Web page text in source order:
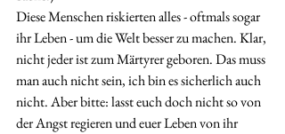
Diese Menschen riskierten alles - oftmals sogar
ihr Leben - um die Welt besser zu machen. Klar,
nicht jeder ist zum Märtyrer geboren. Das muss
man auch nicht sein, ich bin es sicherlich auch
nicht. Aber bitte: lasst euch doch nicht so von
der Angst regieren und euer Leben von ihr